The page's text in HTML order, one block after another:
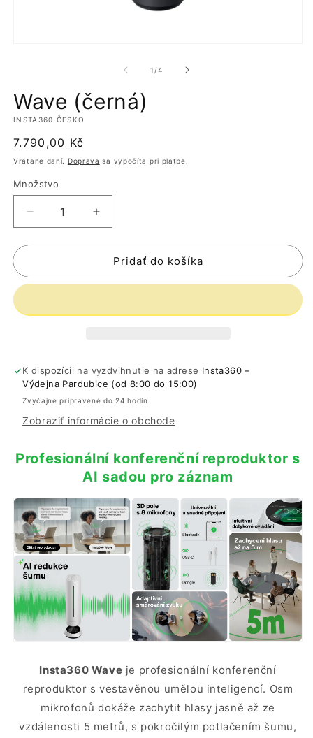
okne
1 /z4
Wave (černá)
INSTA360 ČESKO
Normálna
cena
7.790,00 Kč
Vrátane daní. Doprava sa vypočíta pri platbe.
Množstvo
množstvo
pre
(černá)
Zvýšiť
množstvo
pre
Wave
(černá)
Pridať do košíka
K dispozícii na vyzdvihnutie na adrese Insta360 –
Výdejna Pardubice (od 8:00 do 15:00)
Zvyčajne pripravené do 24 hodín
Zobraziť informácie o obchode
Profesionální konferenční reproduktor s
AI sadou pro záznam
Insta360 Wave je profesionální konferenční
reproduktor s vestavěnou umělou inteligencí. Osm
mikrofonů dokáže zachytit hlasy jasně až ze
vzdálenosti 5 metrů, s pokročilým potlačením šumu,